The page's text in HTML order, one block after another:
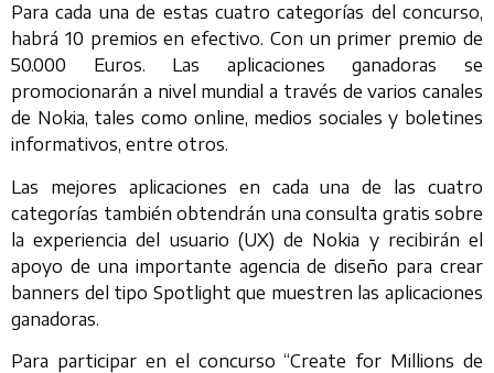
Para cada una de estas cuatro categorías del concurso,
habrá 10 premios en efectivo. Con un primer premio de
50.000 Euros. Las aplicaciones ganadoras se
promocionarán a nivel mundial a través de varios canales
de Nokia, tales como online, medios sociales y boletines
informativos, entre otros.
Las mejores aplicaciones en cada una de las cuatro
categorías también obtendrán una consulta gratis sobre
la experiencia del usuario (UX) de Nokia y recibirán el
apoyo de una importante agencia de diseño para crear
banners del tipo Spotlight que muestren las aplicaciones
ganadoras.
Para participar en el concurso “Create for Millions de